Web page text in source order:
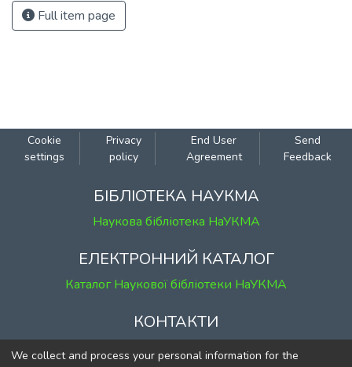
Full item page
Cookie
settings
Privacy
policy
End User
Agreement
Send
Feedback
БІБЛІОТЕКА НАУКМА
Наукова бібліотека НаУКМА
ЕЛЕКТРОННИЙ КАТАЛОГ
Каталог Наукової бібліотеки НаУКМА
КОНТАКТИ
м. Київ, вул. Григорія Сковороди, 2
We collect and process your personal information for the